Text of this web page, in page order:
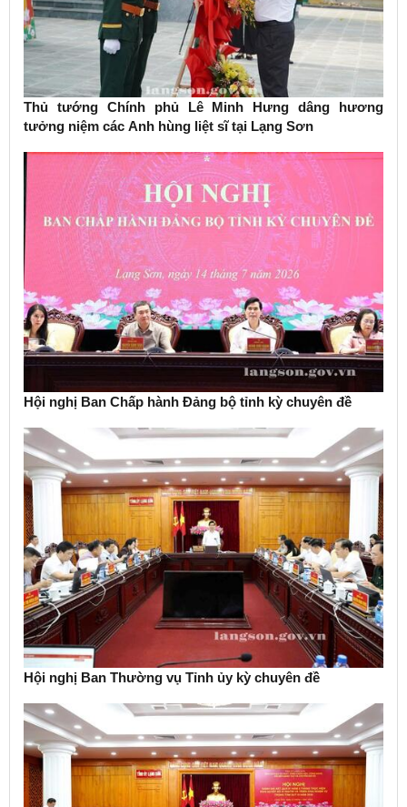
Thủ tướng Chính phủ Lê Minh Hưng dâng hương
tưởng niệm các Anh hùng liệt sĩ tại Lạng Sơn
Hội nghị Ban Chấp hành Đảng bộ tỉnh kỳ chuyên đề
Hội nghị Ban Thường vụ Tỉnh ủy kỳ chuyên đề